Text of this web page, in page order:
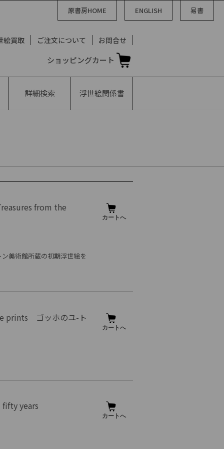
原書房HOME ENGLISH 易書
絵買取 ご注文について お問合せ
ショッピングカート
詳細検索 浮世絵関係書
from the
美術館所蔵の初期浮世絵を
prints ゴッホのユ-ト
years